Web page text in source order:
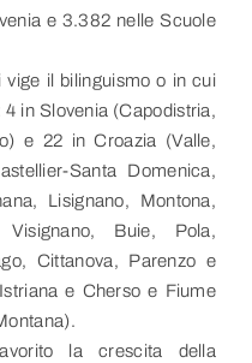
e 3.382 nelle Scuole
il bilinguismo o in cui
4 in Slovenia (Capodistria,
e 22 in Croazia (Valle,
Santa Domenica,
Lisignano, Montona,
Visignano, Buie, Pola,
Cittanova, Parenzo e
e Cherso e Fiume
la crescita della